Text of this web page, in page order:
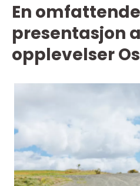
En omfattende
presentasjon
opplevelser